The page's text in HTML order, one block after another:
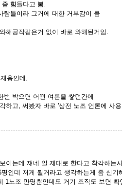
힘들다고 봄.
람들이라 그거에 대한 거부감이 큼
해공작같은거 없이 바로 와해된거임.
용인데,
번 박으면 어떤 여론을 쌓던간에
고, 써봤자 바로 '삼전 노조 언론에 사
이는데 쟤네 일 제대로 한다고 착각하는
인데 저게 될거라고 생각하는게 좀 신기
노조 만명뿐인데도 거기 조직도 보면